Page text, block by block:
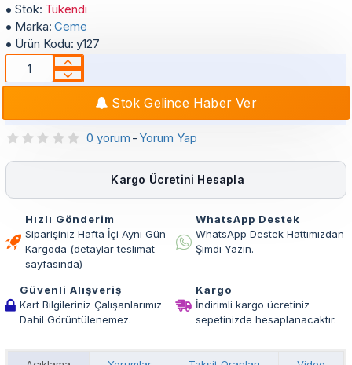
Stok: Tükendi
Marka: Ceme
Ürün Kodu: y127
0 yorum - Yorum Yap
Stok Gelince Haber Ver
Kargo Ücretini Hesapla
Hızlı Gönderim
Siparişiniz Hafta İçi Aynı Gün
Kargoda (detaylar teslimat
sayfasında)
WhatsApp Destek
WhatsApp Destek Hattımızdan
Şimdi Yazın.
Güvenli Alışveriş
Kart Bilgileriniz Çalışanlarımız
Dahil Görüntülenemez.
Kargo
İndirimli kargo ücretiniz
sepetinizde hesaplanacaktır.